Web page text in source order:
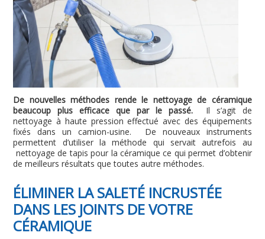
De nouvelles méthodes rende le nettoyage de céramique
beaucoup plus efficace que par le passé.Il s’agit de
nettoyage à haute pression effectué avec des équipements
fixés dans un camion-usine. De nouveaux instruments
permettent d’utiliser la méthode qui servait autrefois au
nettoyage de tapis pour la céramique ce qui permet d’obtenir
de meilleurs résultats que toutes autre méthodes.
ÉLIMINER LA SALETÉ INCRUSTÉE
DANS LES JOINTS DE VOTRE
CÉRAMIQUE